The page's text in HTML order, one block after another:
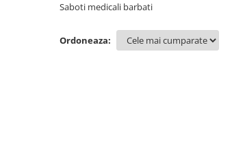
Saboti medicali barbati
Ordoneaza: